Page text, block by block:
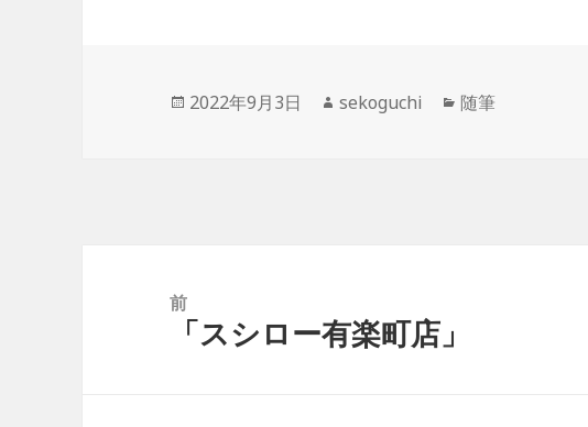
投
2022年9月3日
作
sekoguchi
カ
随筆
前
前「スシロー有楽町店」